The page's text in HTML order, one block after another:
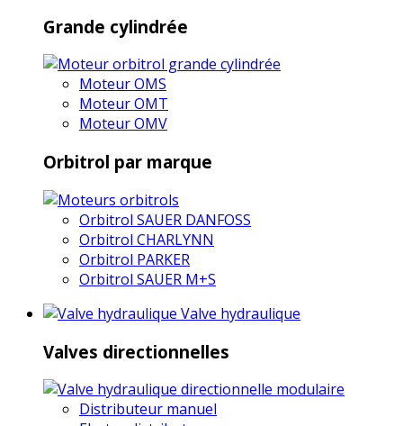
Grande cylindrée
Moteur OMS
Moteur OMT
Moteur OMV
Orbitrol par marque
Orbitrol SAUER DANFOSS
Orbitrol CHARLYNN
Orbitrol PARKER
Orbitrol SAUER M+S
Valve hydraulique
Valves directionnelles
Distributeur manuel